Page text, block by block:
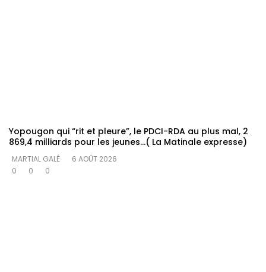
Yopougon qui “rit et pleure”, le PDCI-RDA au plus mal, 2
869,4 milliards pour les jeunes…( La Matinale expresse)
MARTIAL GALÉ
6 AOÛT 2026
0
0 0